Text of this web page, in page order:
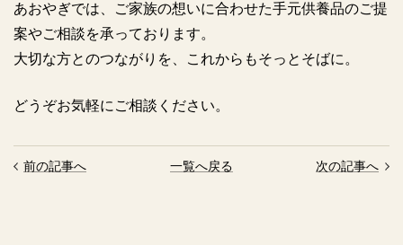
あおやぎでは、ご家族の想いに合わせた手元供養品のご提
案やご相談を承っております。
大切な方とのつながりを、これからもそっとそばに。
どうぞお気軽にご相談ください。
前の記事へ 一覧へ戻る 次の記事へ